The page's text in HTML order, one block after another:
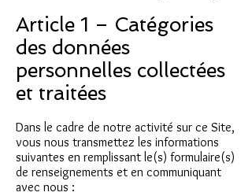
Article 1 – Catégories
des données
personnelles collectées
et traitées
Dans le cadre de notre activité sur ce Site,
vous nous transmettez les informations
suivantes en remplissant le(s) formulaire(s)
de renseignements et en communiquant
avec nous :